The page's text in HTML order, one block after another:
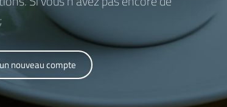
nouveau compte